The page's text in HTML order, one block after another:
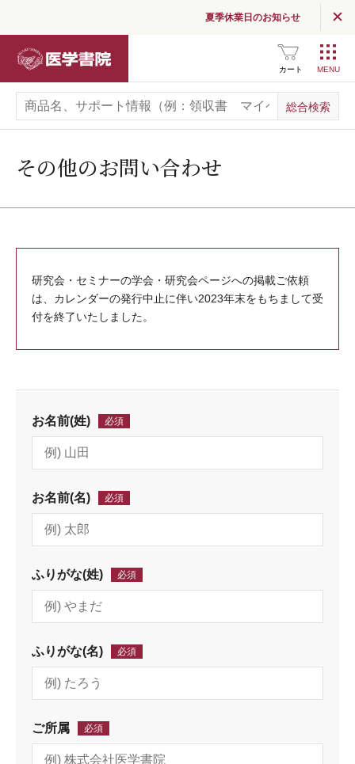
夏季休業日のお知らせ
カート
その他のお問い合わせ
研究会・セミナーの学会・研究会ページへの掲載ご依頼
は、カレンダーの発行中止に伴い2023年末をもちまして受
付を終了いたしました。
お名前(姓) 必須
お名前(名) 必須
ふりがな(姓) 必須
ふりがな(名) 必須
ご所属 必須